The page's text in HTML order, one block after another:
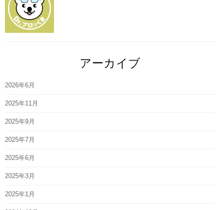
アーカイブ
2026年6月
2025年11月
2025年9月
2025年7月
2025年6月
2025年3月
2025年1月